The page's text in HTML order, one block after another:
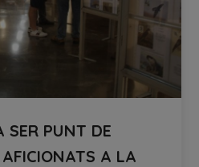
SER PUNT DE
A LA